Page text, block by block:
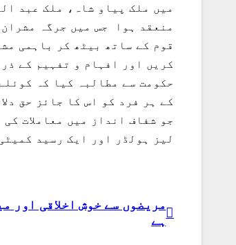
میں ملک پیاو شاہ، ملک عبد
قوم کے ساتھ بیٹھ کر باہمی
کریں اور افہام و تفہیم کے
حکومت سے مطالبہ کیا کہ
جو شفاف انداز میں معاملات
لیز ہولڈر اور ایک رسید
پوسٹوں
مریضوں سے خوش اخلاقی اور
ہے